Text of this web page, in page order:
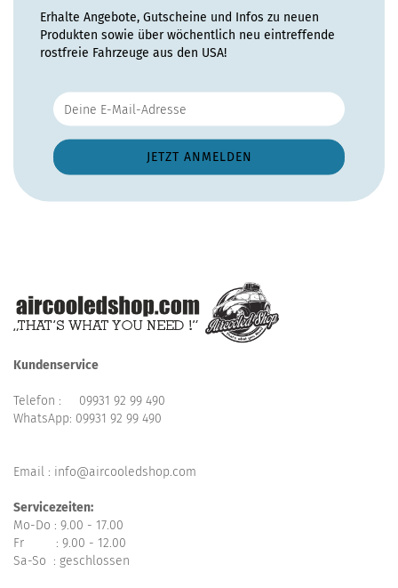
Erhalte Angebote, Gutscheine und Infos zu neuen
Produkten sowie über wöchentlich neu eintreffende
rostfreie Fahrzeuge aus den USA!
Kundenservice
Telefon : 09931 92 99 490
WhatsApp: 09931 92 99 490
Email : info@aircooledshop.com
Servicezeiten:
Mo-Do : 9.00 - 17.00
Fr : 9.00 - 12.00
Sa-So : geschlossen